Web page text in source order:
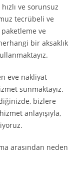
ve sorunsuz
tecrübeli ve
ve
bir aksaklık
eve nakliyat
sunmaktayız.
bizlere
anlayışıyla,
arasından neden